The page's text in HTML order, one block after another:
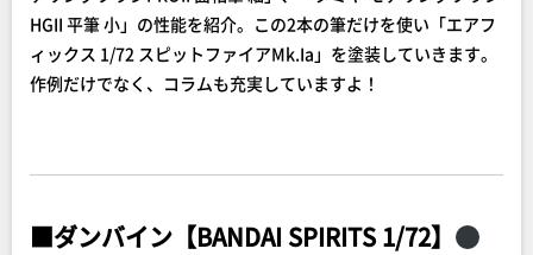
HGII 平筆 小」の性能を紹介。この2本の筆だけを使い「エアフ
ィックス 1/72 スピットファイアMk.Ia」を塗装していきます。
作例だけでなく、コラムも充実していますよ！
■ダンバイン【BANDAI SPIRITS 1/72】